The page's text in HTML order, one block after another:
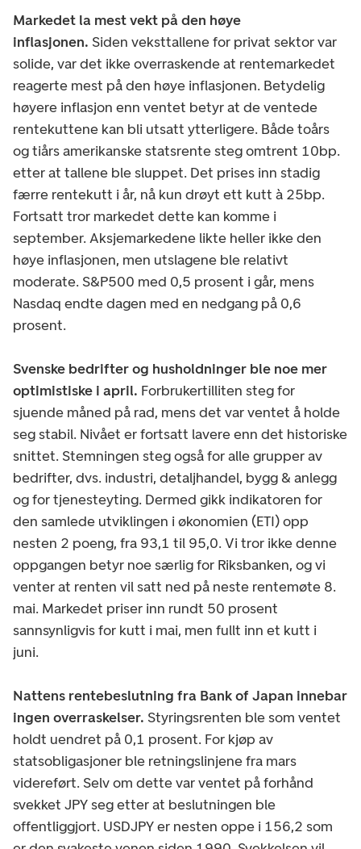
Markedet la mest vekt på den høye
inflasjonen. Siden veksttallene for privat sektor var
solide, var det ikke overraskende at rentemarkedet
reagerte mest på den høye inflasjonen. Betydelig
høyere inflasjon enn ventet betyr at de ventede
rentekuttene kan bli utsatt ytterligere. Både toårs
og tiårs amerikanske statsrente steg omtrent 10bp.
etter at tallene ble sluppet. Det prises inn stadig
færre rentekutt i år, nå kun drøyt ett kutt à 25bp.
Fortsatt tror markedet dette kan komme i
september. Aksjemarkedene likte heller ikke den
høye inflasjonen, men utslagene ble relativt
moderate. S&P500 med 0,5 prosent i går, mens
Nasdaq endte dagen med en nedgang på 0,6
prosent.
Svenske bedrifter og husholdninger ble noe mer
optimistiske i april. Forbrukertilliten steg for
sjuende måned på rad, mens det var ventet å holde
seg stabil. Nivået er fortsatt lavere enn det historiske
snittet. Stemningen steg også for alle grupper av
bedrifter, dvs. industri, detaljhandel, bygg & anlegg
og for tjenesteyting. Dermed gikk indikatoren for
den samlede utviklingen i økonomien (ETI) opp
nesten 2 poeng, fra 93,1 til 95,0. Vi tror ikke denne
oppgangen betyr noe særlig for Riksbanken, og vi
venter at renten vil satt ned på neste rentemøte 8.
mai. Markedet priser inn rundt 50 prosent
sannsynligvis for kutt i mai, men fullt inn et kutt i
juni.
Nattens rentebeslutning fra Bank of Japan innebar
ingen overraskelser. Styringsrenten ble som ventet
holdt uendret på 0,1 prosent. For kjøp av
statsobligasjoner ble retningslinjene fra mars
videreført. Selv om dette var ventet på forhånd
svekket JPY seg etter at beslutningen ble
offentliggjort. USDJPY er nesten oppe i 156,2 som